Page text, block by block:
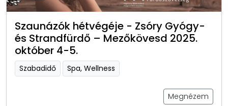
Szaunázók hétvégéje - Zsóry Gyógy-
és Strandfürdő – Mezőkövesd 2025.
október 4-5.
Szabadidő Spa, Wellness
Megnézem